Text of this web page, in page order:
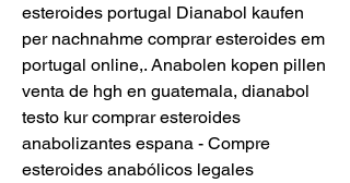
esteroides portugal Dianabol kaufen
per nachnahme comprar esteroides em
portugal online,. Anabolen kopen pillen
venta de hgh en guatemala, dianabol
testo kur comprar esteroides
anabolizantes espana - Compre
esteroides anabólicos legales